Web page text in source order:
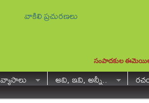
వాకిలి ప్రచురణలు
సంపాదకుల
వ్యాసాలు అవి, ఇవి, అన్నీ..